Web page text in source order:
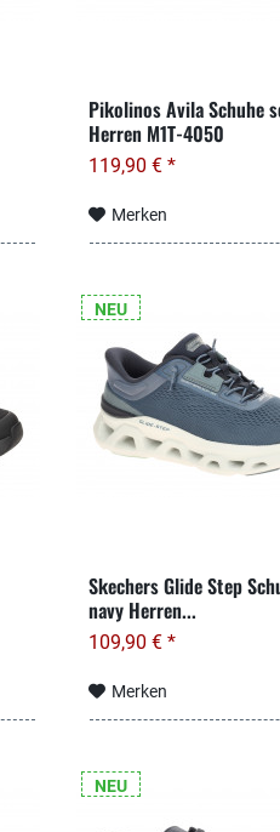
Pikolinos Avila Schuhe
Herren M1T-4050
119,90 € *
Merken
NEU
Skechers Glide Step
navy Herren...
109,90 € *
Merken
NEU